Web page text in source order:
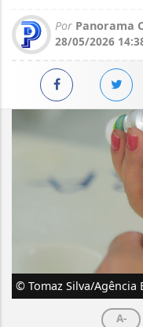
Por Panorama
28/05/2026
© Tomaz Silva/Agência
A-